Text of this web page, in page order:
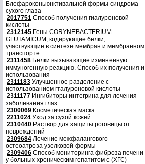
Блефароконьюнктивальной формы синдрома
сухого глаза
2017751 Способ получения гиалуроновой
кислоты
2312145 Гены CORYNEBACTERIUM
GLUTAMICUM, кодирующие белки,
участвующие в синтезе мембран и мембранном
транспорте
2311458 Белки вызывающие измененную
иммуногенную реакцию. Способ их получения и
использования
2311183 Улучшенное разделение с
использованием гталуроновой кислоты
2311177 Ингибиторы интегрина для лечения
заболевания глаз
2300069 Косметическая маска
2211024 Уход за сухой кожей
2310440 Раствор для защиты роговицы от
повреждений
2309684 Лечение межфалангового
остеоатроза узелковой формы
2309406 Способ мониторинга фиброза печени
у больных хроническим гепатитом с (ХГС)